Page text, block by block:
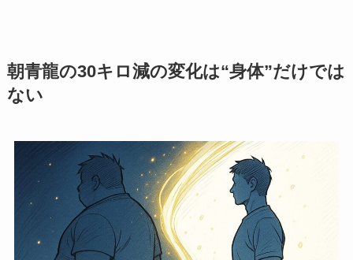
朝青龍の30キロ減の変化は“身体”だけでは
ない